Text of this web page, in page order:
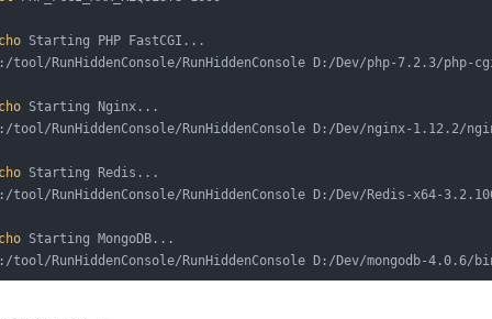
Starting PHP FastCGI...
tool/RunHiddenConsole/RunHiddenConsole D:/Dev/php-7.2.3/
Starting Nginx...
tool/RunHiddenConsole/RunHiddenConsole D:/Dev/nginx-1.12.2/
Starting Redis...
tool/RunHiddenConsole/RunHiddenConsole D:/Dev/Redis-x64-
Starting MongoDB...
tool/RunHiddenConsole/RunHiddenConsole D:/Dev/mongodb-4.0.6/